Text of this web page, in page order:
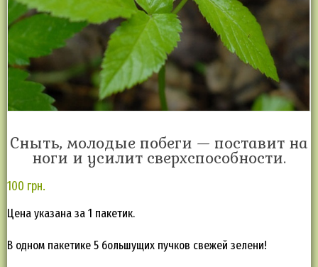
Сныть, молодые побеги — поставит на
ноги и усилит сверхспособности.
100 грн.
Цена указана за 1 пакетик.
В одном пакетике 5 большущих пучков свежей зелени!